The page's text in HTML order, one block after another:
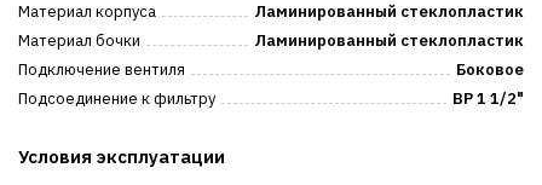
Материал корпуса
Ламинированный стеклопластик
Материал бочки
Ламинированный стеклопластик
Подключение вентиля
Боковое
Подсоединение к фильтру
ВР 1 1/2"
Условия эксплуатации